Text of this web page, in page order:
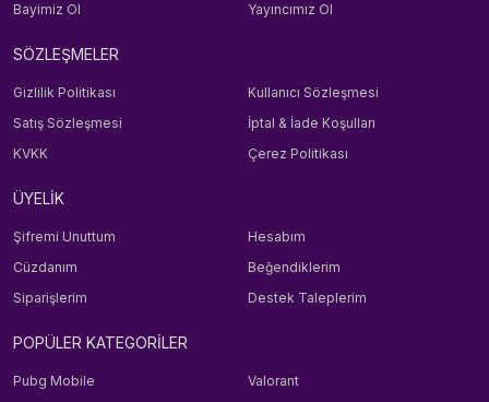
Bayimiz Ol
Yayıncımız Ol
SÖZLEŞMELER
Gizlilik Politikası
Kullanıcı Sözleşmesi
Satış Sözleşmesi
İptal & İade Koşulları
KVKK
Çerez Politikası
ÜYELİK
Şifremi Unuttum
Hesabım
Cüzdanım
Beğendiklerim
Siparişlerim
Destek Taleplerim
POPÜLER KATEGORİLER
Pubg Mobile
Valorant